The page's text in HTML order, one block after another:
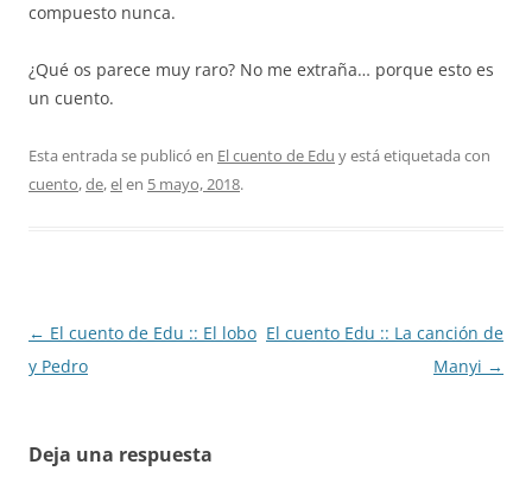
compuesto nunca.
¿Qué os parece muy raro? No me extraña… porque esto es
un cuento.
Esta entrada se publicó en El cuento de Edu y está etiquetada con
cuento,de,elen 5 mayo, 2018.
Navegación
de
← El cuento de Edu :: El lobo
y Pedro
El cuento Edu :: La canción de
Manyi →
Deja una respuesta